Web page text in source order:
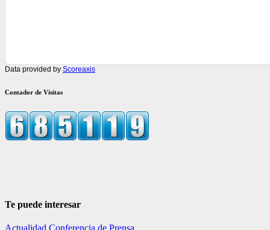
Data provided by Scoreaxis
Contador de Visitas
Te puede interesar